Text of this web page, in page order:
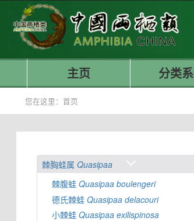
主页 分类
您在这里：首页
棘胸蛙属Quasipaa
棘腹蛙Quasipaa boulengeri
德氏棘蛙Quasipaa delacouri
小棘蛙Quasipaa exilispinosa